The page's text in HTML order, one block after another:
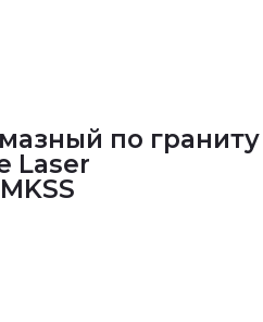
по граниту
Laser